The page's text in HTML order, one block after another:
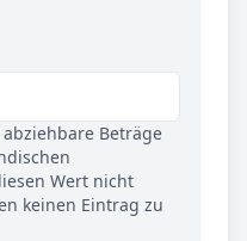
Beträge
Wert nicht
keinen Eintrag zu